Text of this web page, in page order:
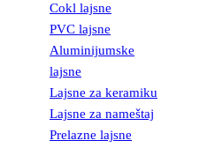
Cokl lajsne
PVC lajsne
Aluminijumske
lajsne
Lajsne za keramiku
Lajsne za nameštaj
Prelazne lajsne